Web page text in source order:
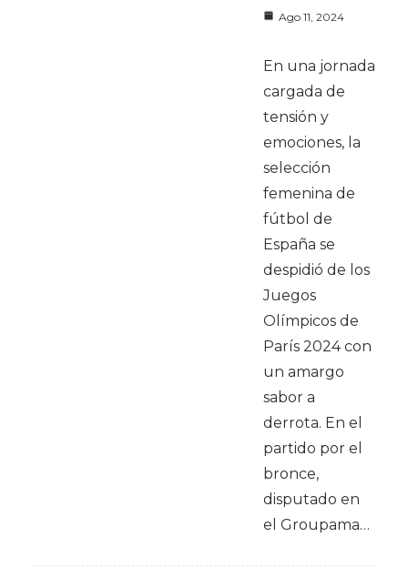
Ago 11, 2024
En una jornada
cargada de
tensión y
emociones, la
selección
femenina de
fútbol de
España se
despidió de los
Juegos
Olímpicos de
París 2024 con
un amargo
sabor a
derrota. En el
partido por el
bronce,
disputado en
el Groupama…